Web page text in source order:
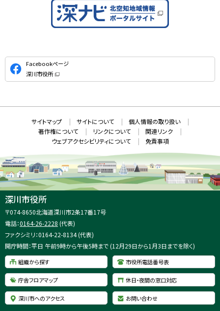
公
式
S
Facebookページ
深川市役所
（
ン
で
開
き
ま
す
メ
ニ
ュ
ー
報
サイトマップ サイトについて
個人情報の取り扱い
著作権について
リンクについて
関連リンク
ウェブアクセシビリティについて
免責事項
深川市役所
住
所
〒074-8650北海道深川市2条17番17号
電話：0164-26-2228 (代表)
ファクシミリ：0164-22-8134 (代表)
開庁時間：平日 午前9時から午後5時まで (12月29日から1月3日までを除く)
組織から探す 市役所電話番号表
庁舎フロアマップ 休日・夜間の窓口対応
深川市へのアクセス お問い合わせ